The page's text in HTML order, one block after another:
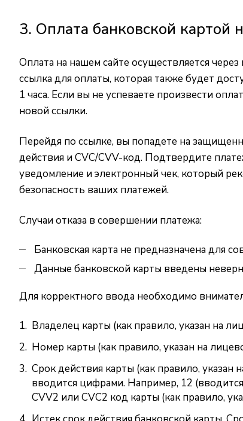
3. Оплата банковской картой
Оплата на нашем сайте осуществляется
ссылка для оплаты, которая также будет
1 часа. Если вы не успеваете произвести
новой ссылки.
Перейдя по ссылке, вы попадете на
действия и CVC/CVV-код. Подтвердите
уведомление и электронный чек, который
безопасность ваших платежей.
Случаи отказа в совершении платежа:
Банковская карта не предназначена для
Данные банковской карты введены
Для корректного ввода необходимо
Владелец карты (как правило, указан на
Номер карты (как правило, указан на
Срок действия карты (как правило,
вводится цифрами. Например, 12 (вводится
CVV2 или CVC2 код карты (как правило,